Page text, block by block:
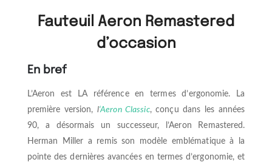
Fauteuil Aeron Remastered
d’occasion
En bref
L’Aeron est LA référence en termes d’ergonomie. La
première version,l‘Aeron Classic, conçu dans les années
90, a désormais un successeur, l’Aeron Remastered.
Herman Miller a remis son modèle emblématique à la
pointe des dernières avancées en termes d’ergonomie, et